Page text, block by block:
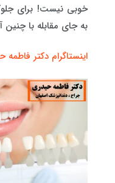
خوبی نیست! برای
به جای مقابله با
اینستاگرام دکتر